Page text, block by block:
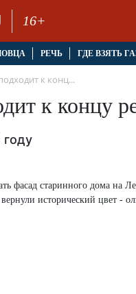
16+
РЕЧЬ ГДЕ ВЗЯТЬ
к конц...
к концу
году
фасад старинного дома на
исторический цвет -